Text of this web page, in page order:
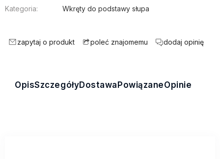
Kategoria:
Wkręty do podstawy słupa
zapytaj o produkt poleć znajomemu dodaj opinię
OpisSzczegółyDostawaPowiązaneOpinie